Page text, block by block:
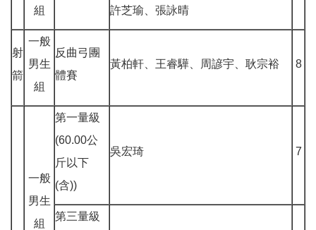
組
許芝瑜、張詠晴
射
箭
一般
男生
組
反曲弓團
體賽
黃柏軒、王睿驊、周諺宇、耿宗裕 8
一般
男生
組
第一量級
(60.00公
斤以下
(含))
吳宏琦 7
第三量級